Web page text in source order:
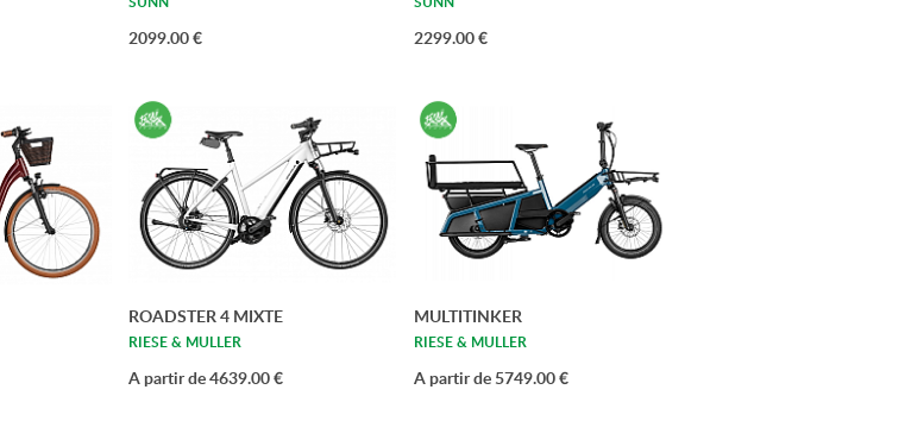
2099.00 € 2299.00 €
ROADSTER 4 MIXTE
RIESE & MULLER
A partir de 4639.00 €
MULTITINKER
RIESE & MULLER
A partir de 5749.00 €